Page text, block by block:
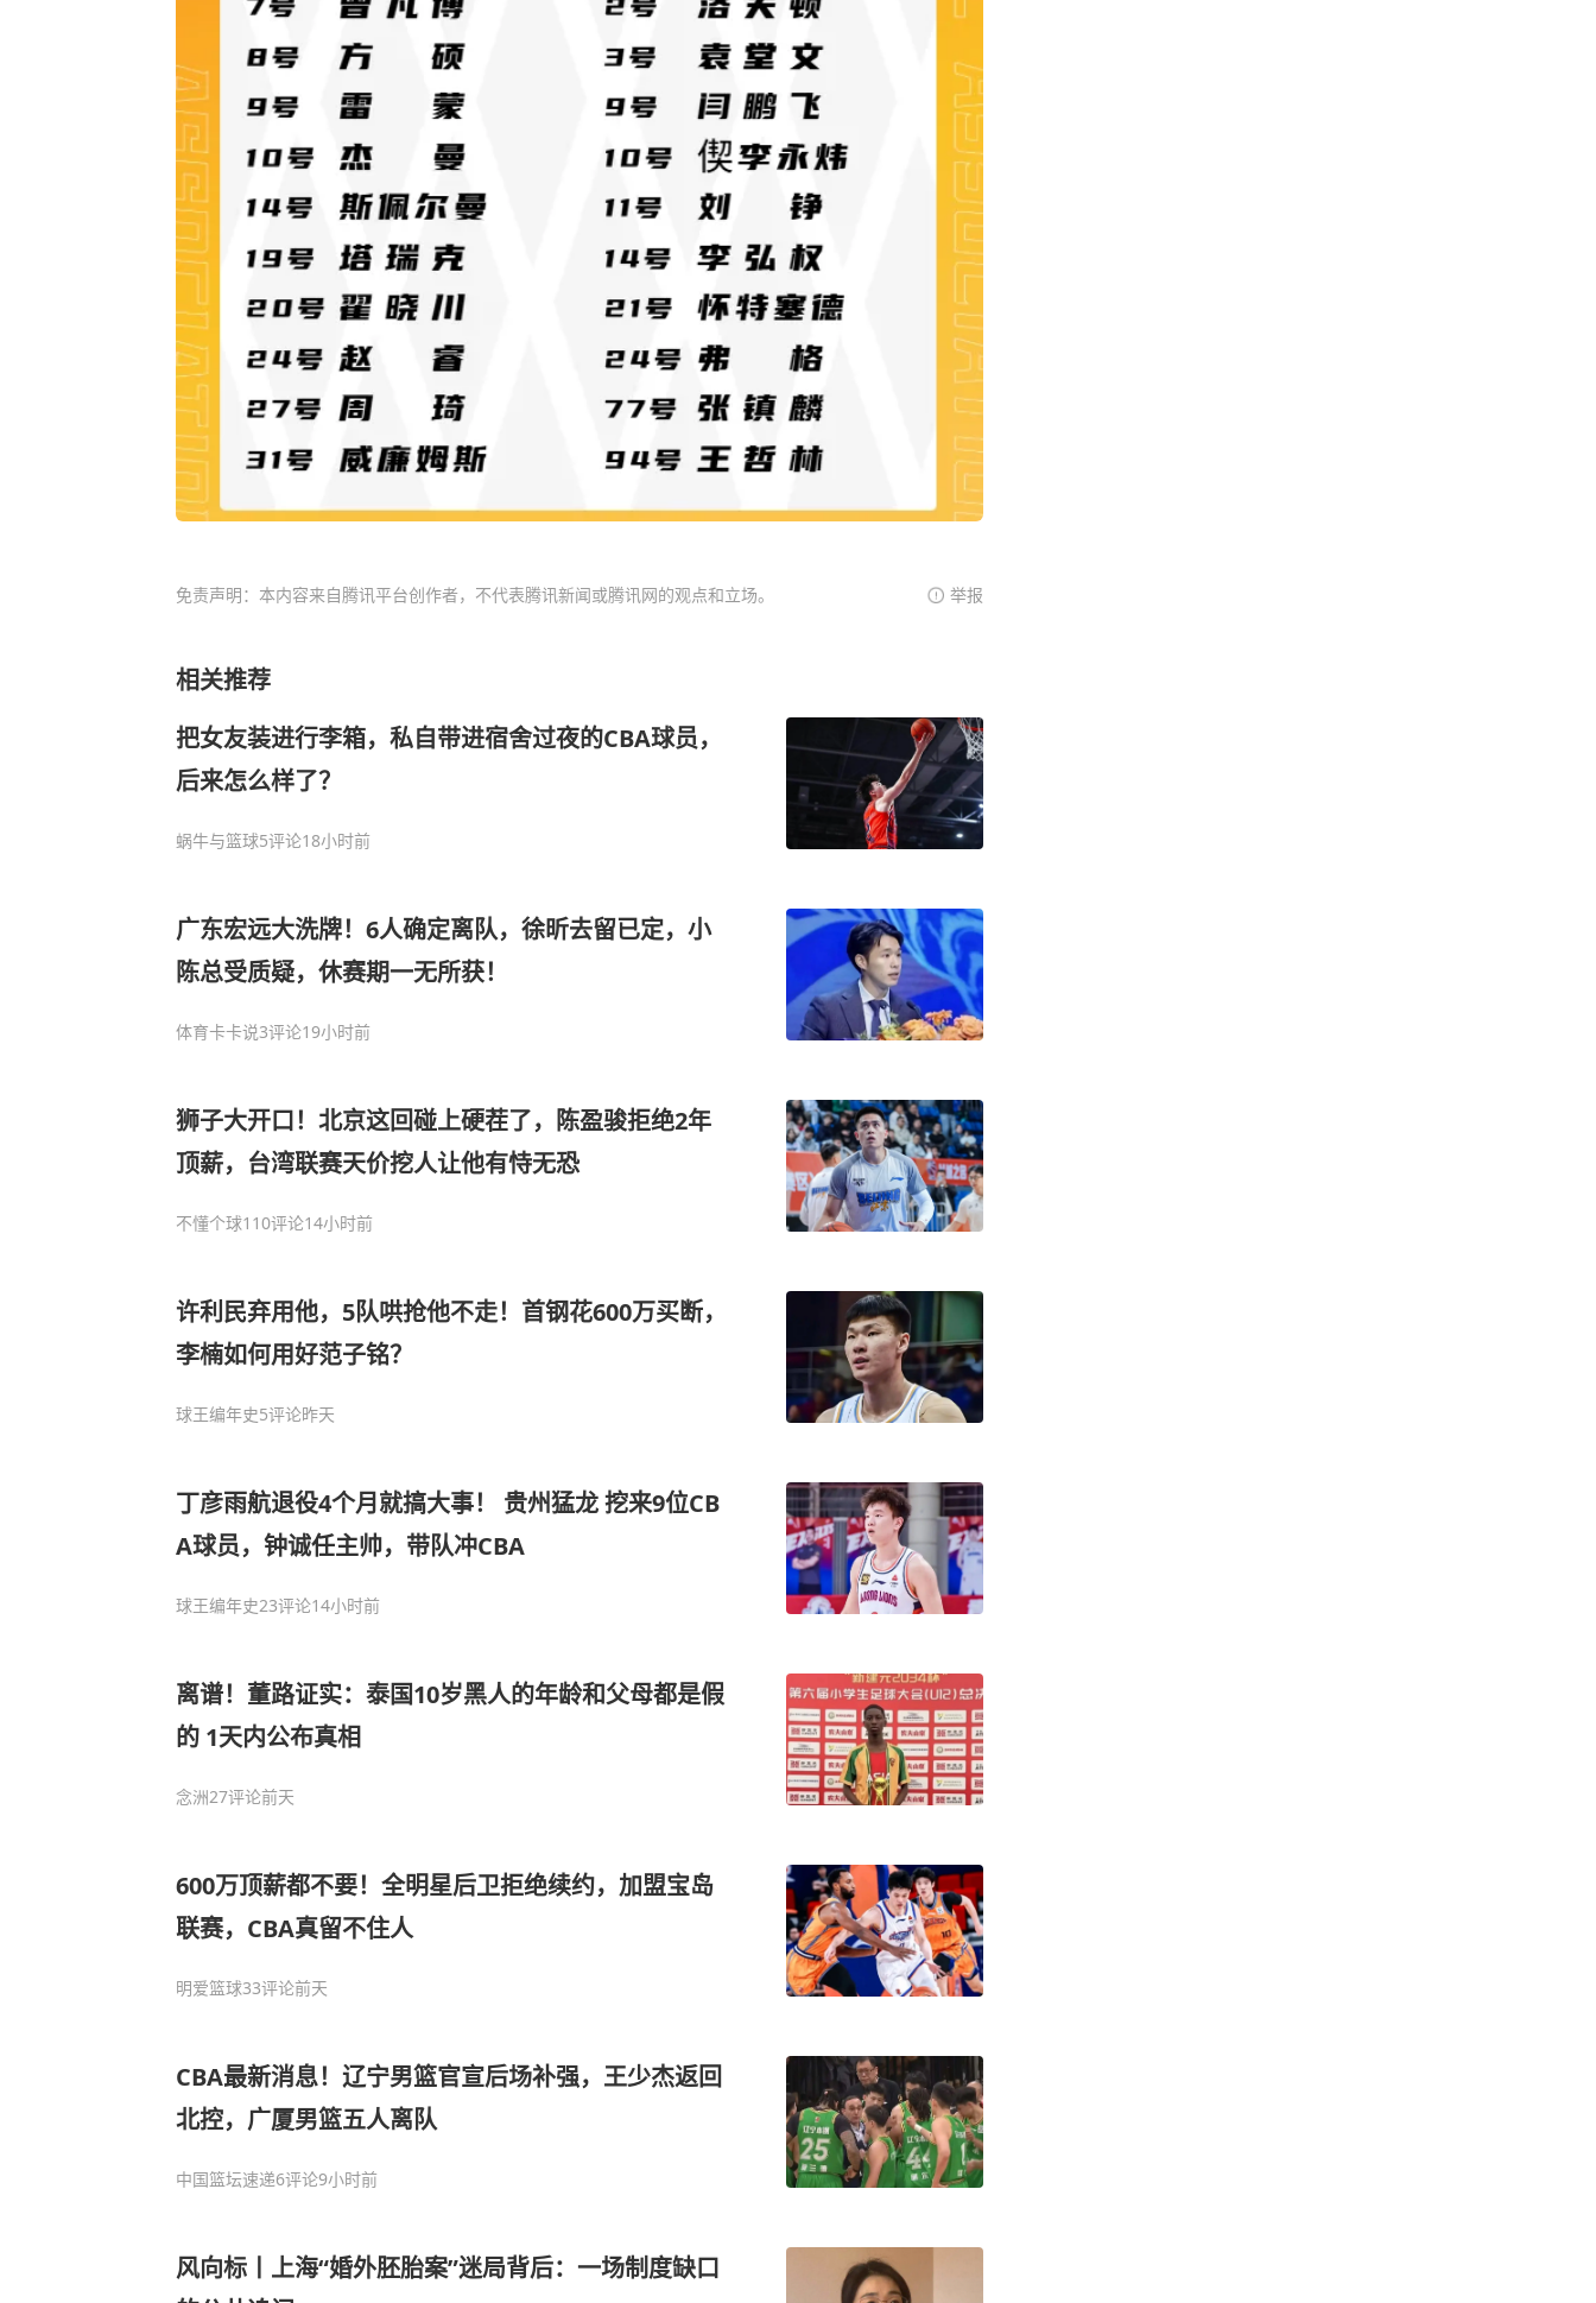
免责声明：本内容来自腾讯平台创作者，不代表腾讯新闻或腾讯网的观点和立场。 举报
相关推荐
把女友装进行李箱，私自带进宿舍过夜的CBA球员，
后来怎么样了？
蜗牛与篮球5评论18小时前
广东宏远大洗牌！6人确定离队，徐昕去留已定，小
陈总受质疑，休赛期一无所获！
体育卡卡说3评论19小时前
狮子大开口！北京这回碰上硬茬了，陈盈骏拒绝2年
顶薪，台湾联赛天价挖人让他有恃无恐
不懂个球110评论14小时前
许利民弃用他，5队哄抢他不走！首钢花600万买断，
李楠如何用好范子铭？
球王编年史5评论昨天
丁彦雨航退役4个月就搞大事！ 贵州猛龙 挖来9位CB
A球员，钟诚任主帅，带队冲CBA
球王编年史23评论14小时前
离谱！董路证实：泰国10岁黑人的年龄和父母都是假
的 1天内公布真相
念洲27评论前天
600万顶薪都不要！全明星后卫拒绝续约，加盟宝岛
联赛，CBA真留不住人
明爱篮球33评论前天
CBA最新消息！辽宁男篮官宣后场补强，王少杰返回
北控，广厦男篮五人离队
中国篮坛速递6评论9小时前
风向标丨上海“婚外胚胎案”迷局背后：一场制度缺口